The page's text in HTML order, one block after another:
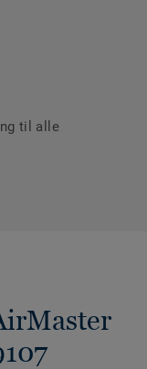
til alle